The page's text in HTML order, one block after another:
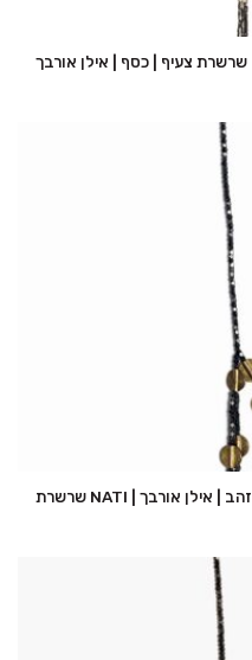
שרשרת צעיף | כסף | אילן אורבך
שרשרת NATI | זהב | אילן אורבך